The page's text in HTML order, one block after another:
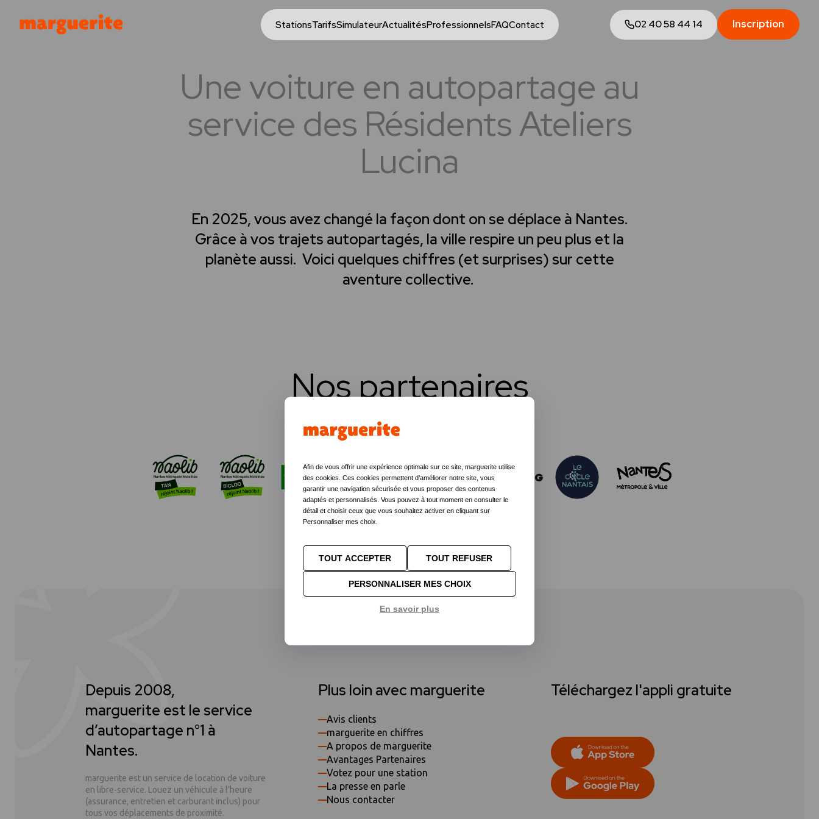
StationsTarifsSimulateurActualitésProfessionnelsFAQContact 02 40 58 44 14 Inscription
Une voiture en autopartage au
service des Résidents Ateliers
Lucina
En 2025, vous avez changé la façon dont on se déplace à Nantes.
Grâce à vos trajets autopartagés, la ville respire un peu plus et la
planète aussi. Voici quelques chiffres (et surprises) sur cette
aventure collective.
Nos partenaires
Depuis 2008,
marguerite est le service
d’autopartage n°1 à
Nantes.
marguerite est un service de location de voiture
en libre-service. Louez un véhicule à l’heure
(assurance, entretien et carburant inclus) pour
tous vos déplacements de proximité.
Plus loin avec marguerite
Avis clients
marguerite en chiffres
A propos de marguerite
Avantages Partenaires
Votez pour une station
La presse en parle
Nous contacter
Téléchargez l'appli gratuite
Afin de vous offrir une expérience optimale sur ce site, marguerite utilise
des cookies. Ces cookies permettent d’améliorer notre site, vous
garantir une navigation sécurisée et vous proposer des contenus
adaptés et personnalisés. Vous pouvez à tout moment en consulter le
détail et choisir ceux que vous souhaitez activer en cliquant sur
Personnaliser mes choix.
TOUT ACCEPTER TOUT REFUSER
PERSONNALISER MES CHOIX
En savoir plus